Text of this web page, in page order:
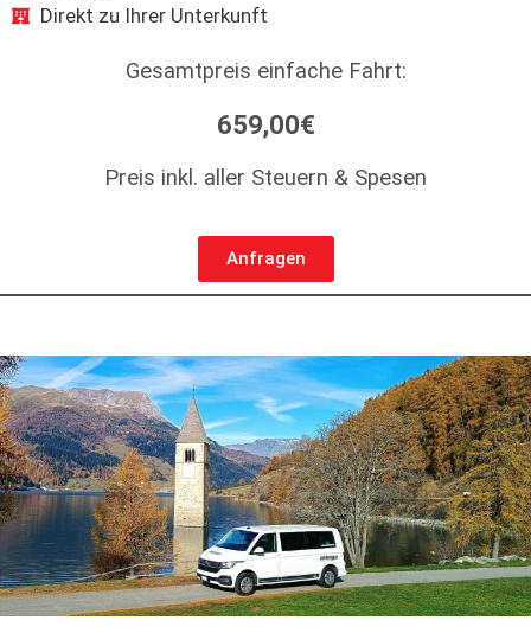
Direkt zu Ihrer Unterkunft
Gesamtpreis einfache Fahrt:
659,00€
Preis inkl. aller Steuern & Spesen
Anfragen